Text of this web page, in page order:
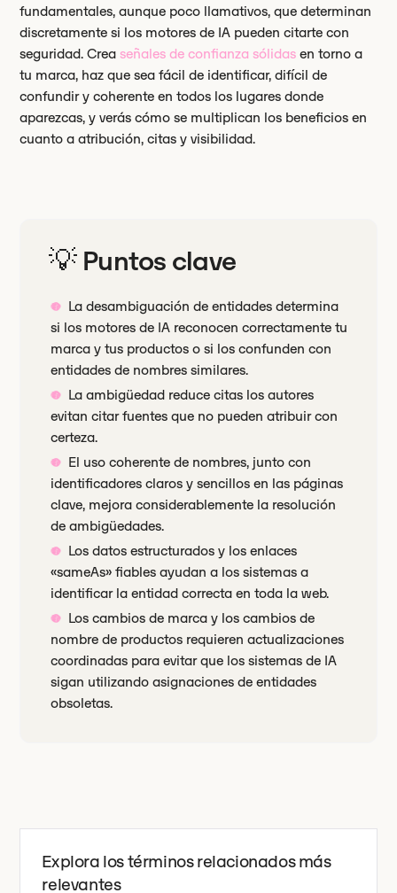
fundamentales, aunque poco llamativos, que determinan
discretamente si los motores de IA pueden citarte con
seguridad. Crea señales de confianza sólidas en torno a
tu marca, haz que sea fácil de identificar, difícil de
confundir y coherente en todos los lugares donde
aparezcas, y verás cómo se multiplican los beneficios en
cuanto a atribución, citas y visibilidad.
💡 Puntos clave
La desambiguación de entidades determina
si los motores de IA reconocen correctamente tu
marca y tus productos o si los confunden con
entidades de nombres similares.
La ambigüedad reduce citas los autores
evitan citar fuentes que no pueden atribuir con
certeza.
El uso coherente de nombres, junto con
identificadores claros y sencillos en las páginas
clave, mejora considerablemente la resolución
de ambigüedades.
Los datos estructurados y los enlaces
«sameAs» fiables ayudan a los sistemas a
identificar la entidad correcta en toda la web.
Los cambios de marca y los cambios de
nombre de productos requieren actualizaciones
coordinadas para evitar que los sistemas de IA
sigan utilizando asignaciones de entidades
obsoletas.
Explora los términos relacionados más
relevantes